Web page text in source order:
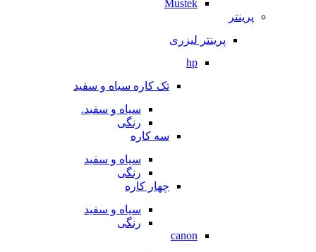
Mustek
پرینتر
پرینتر لیزری
hp
تک کاره سیاه و سفید
سیاه و سفید.
رنگی
سه کاره
سیاه و سفید
رنگی
چهار کاره
سیاه و سفید
رنگی
canon